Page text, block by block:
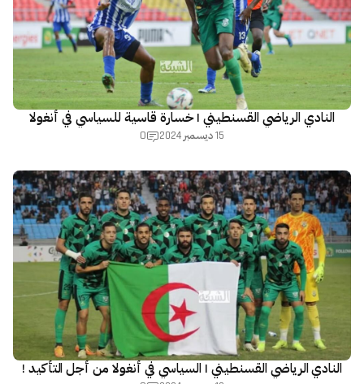
النادي الرياضي القسنطيني | خسارة قاسية للسياسي في أنغولا
15 ديسمبر 2024 0
النادي الرياضي القسنطيني | السياسي في أنغولا من أجل التأكيد !